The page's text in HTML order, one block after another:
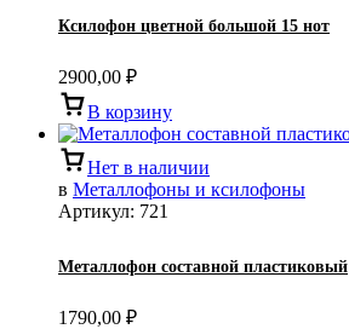
Ксилофон цветной большой 15 нот
2900,00 ₽
В корзину
Нет в наличии
в Металлофоны и ксилофоны
Артикул: 721
Металлофон составной пластиковый
1790,00 ₽